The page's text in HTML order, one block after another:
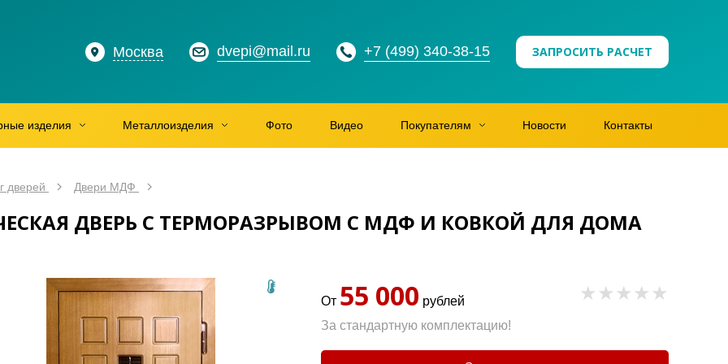
Москва dvepi@mail.ru +7 (499) 340-38-15 ЗАПРОСИТЬ РАСЧЕТ
изделия Металлоизделия Фото Видео Покупателям Новости Контакты
дверей Двери МДФ
ДВЕРЬ С ТЕРМОРАЗРЫВОМ С МДФ И КОВКОЙ ДЛЯ ДОМА
От 55 000 рублей
За стандартную комплектацию!